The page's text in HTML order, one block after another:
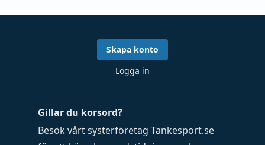
Gillar du korsord?
Besök vårt systerföretag Tankesport.se
Skapa konto
Logga in